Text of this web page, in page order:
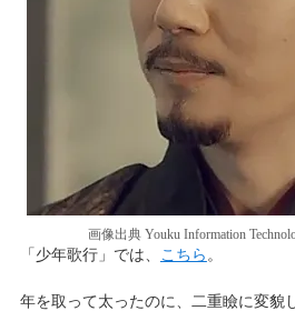
画像出典 Youku Information
「少年歌行」では、 こちら 。
年を取って太ったのに、二重瞼に変貌